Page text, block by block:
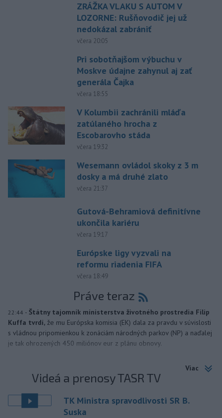
ZRÁŽKA VLAKU S AUTOM V
LOZORNE: Rušňovodič jej už
nedokázal zabrániť
včera 20:05
Pri sobotňajšom výbuchu v
Moskve údajne zahynul aj zať
generála Čajka
včera 18:55
V Kolumbii zachránili mláďa
zatúlaného hrocha z
Escobarovho stáda
včera 19:32
Wesemann ovládol skoky z 3 m
dosky a má druhé zlato
včera 21:37
Gutová-Behramiová definitívne
ukončila kariéru
včera 19:17
Európske ligy vyzvali na
reformu riadenia FIFA
včera 18:49
Práve teraz
22:44 - Štátny tajomník ministerstva životného prostredia Filip
Kuffa tvrdí, že mu Európska komisia (EK) dala za pravdu v súvislosti
s vládnou pripomienkou k zonáciám národných parkov (NP) a naďalej
je tak ohrozených 450 miliónov eur z plánu obnovy.
Viac
Videá a prenosy TASR TV
TK Ministra spravodlivosti SR B.
Suska